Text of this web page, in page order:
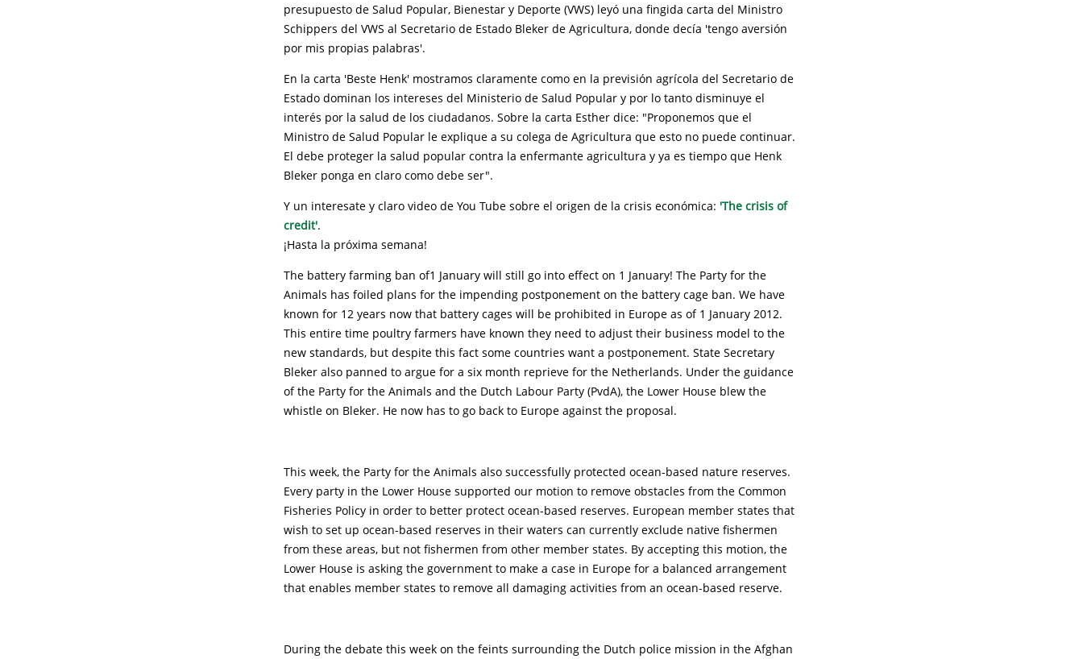
presupuesto de Salud Popular, Bienestar y Deporte (VWS) leyó una fingida carta del Ministro
Schippers del VWS al Secretario de Estado Bleker de Agricultura, donde decía 'tengo aversión
por mis propias palabras'.
En la carta 'Beste Henk' mostramos claramente como en la previsión agrícola del Secretario de
Estado dominan los intereses del Ministerio de Salud Popular y por lo tanto disminuye el
interés por la salud de los ciudadanos. Sobre la carta Esther dice: "Proponemos que el
Ministro de Salud Popular le explique a su colega de Agricultura que esto no puede continuar.
El debe proteger la salud popular contra la enfermante agricultura y ya es tiempo que Henk
Bleker ponga en claro como debe ser".
Y un interesate y claro video de You Tube sobre el origen de la crisis económica: 'The crisis of
credit'.
¡Hasta la próxima semana!
The battery farming ban of1 January will still go into effect on 1 January! The Party for the
Animals has foiled plans for the impending postponement on the battery cage ban. We have
known for 12 years now that battery cages will be prohibited in Europe as of 1 January 2012.
This entire time poultry farmers have known they need to adjust their business model to the
new standards, but despite this fact some countries want a postponement. State Secretary
Bleker also panned to argue for a six month reprieve for the Netherlands. Under the guidance
of the Party for the Animals and the Dutch Labour Party (PvdA), the Lower House blew the
whistle on Bleker. He now has to go back to Europe against the proposal.
This week, the Party for the Animals also successfully protected ocean-based nature reserves.
Every party in the Lower House supported our motion to remove obstacles from the Common
Fisheries Policy in order to better protect ocean-based reserves. European member states that
wish to set up ocean-based reserves in their waters can currently exclude native fishermen
from these areas, but not fishermen from other member states. By accepting this motion, the
Lower House is asking the government to make a case in Europe for a balanced arrangement
that enables member states to remove all damaging activities from an ocean-based reserve.
During the debate this week on the feints surrounding the Dutch police mission in the Afghan